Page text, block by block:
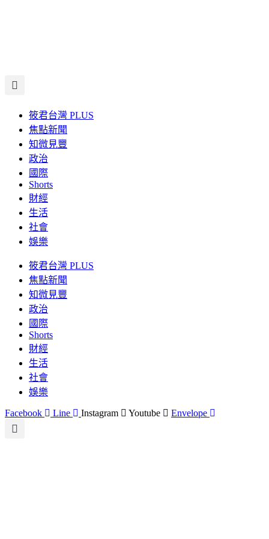
筱君台灣 PLUS
焦點新聞
知微見豐
政治
國際
Shorts
財經
生活
社會
娛樂
筱君台灣 PLUS
焦點新聞
知微見豐
政治
國際
Shorts
財經
生活
社會
娛樂
Facebook Line Instagram Youtube Envelope